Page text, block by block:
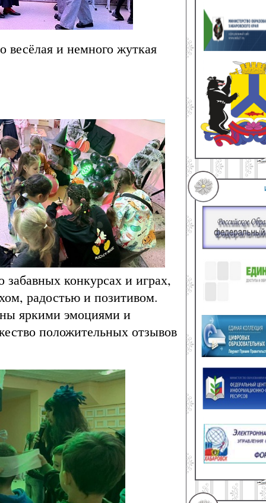
весёлая и немного жуткая
конкурсах и играх,
радостью и позитивом.
яркими эмоциями и
положительных отзывов